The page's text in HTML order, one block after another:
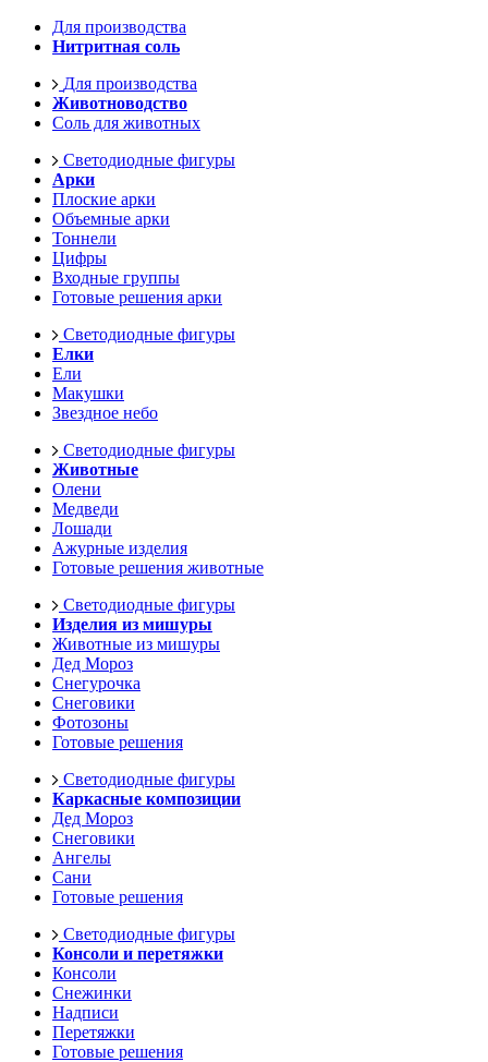
Для производства
Нитритная соль
Для производства
Животноводство
Соль для животных
Светодиодные фигуры
Арки
Плоские арки
Объемные арки
Тоннели
Цифры
Входные группы
Готовые решения арки
Светодиодные фигуры
Елки
Ели
Макушки
Звездное небо
Светодиодные фигуры
Животные
Олени
Медведи
Лошади
Ажурные изделия
Готовые решения животные
Светодиодные фигуры
Изделия из мишуры
Животные из мишуры
Дед Мороз
Снегурочка
Снеговики
Фотозоны
Готовые решения
Светодиодные фигуры
Каркасные композиции
Дед Мороз
Снеговики
Ангелы
Сани
Готовые решения
Светодиодные фигуры
Консоли и перетяжки
Консоли
Снежинки
Надписи
Перетяжки
Готовые решения